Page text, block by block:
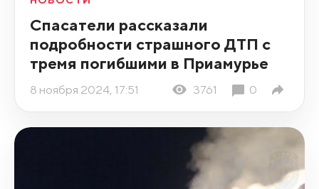
Спасатели рассказали
подробности страшного ДТП с
тремя погибшими в Приамурье
8 ноября 2024, 17:51 3761 0